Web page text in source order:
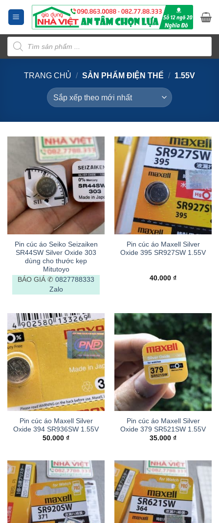
dung
Tìm
kiếm
sản
phẩm
TRANG CHỦ / SẢN PHẨM ĐIỆN THẾ / 1.55V
Pin cúc áo Seiko Seizaiken
SR44SW Silver Oxide 303
dùng cho thước kẹp
Mitutoyo
BÁO GIÁ ✆ 0827788333
Zalo
Pin cúc áo Maxell Silver
Oxide 395 SR927SW 1.55V
40.000 ₫
Pin cúc áo Maxell Silver
Oxide 394 SR936SW 1.55V
50.000 ₫
Pin cúc áo Maxell Silver
Oxide 379 SR521SW 1.55V
35.000 ₫